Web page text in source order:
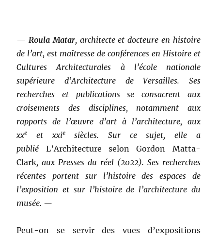
les
vues
archivées
— Roula Matar, architecte et docteure en histoire
de l’art, est maîtresse de conférences en Histoire et
Cultures Architecturales à l’école nationale
supérieure d’Architecture de Versailles. Ses
recherches et publications se consacrent aux
croisements des disciplines, notamment aux
rapports de l’œuvre d’art à l’architecture, aux
xxe et xxiesiècles. Sur ce sujet, elle a
publié L’Architecture selon Gordon Matta-
Clark, aux Presses du réel (2022). Ses recherches
récentes portent sur l’histoire des espaces de
l’exposition et sur l’histoire de l’architecture du
musée. —
Peut-on se servir des vues d’expositions